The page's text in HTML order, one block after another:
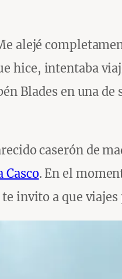
alejé
hice, intentaba
Blades en una de
caserón de
Casco. En el
invito a que